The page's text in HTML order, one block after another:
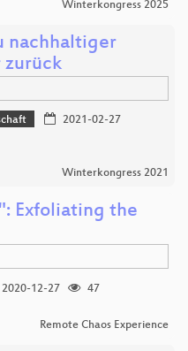
Winterkongress 2025
nachhaltiger
zurück
2021-02-27
Winterkongress 2021
Exfoliating the
2020-12-27
47
Remote Chaos Experience